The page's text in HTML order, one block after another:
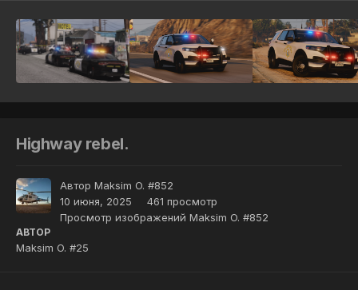
Highway rebel.
Автор Maksim O. #852
10 июня, 2025
461 просмотр
Просмотр изображений Maksim O. #852
АВТОР
Maksim O. #25